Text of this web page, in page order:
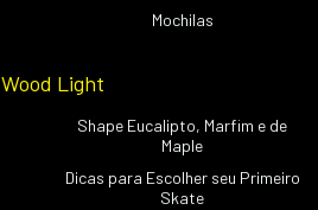
Mochilas
Wood Light
Shape Eucalipto, Marfim e de
Maple
Dicas para Escolher seu Primeiro
Skate